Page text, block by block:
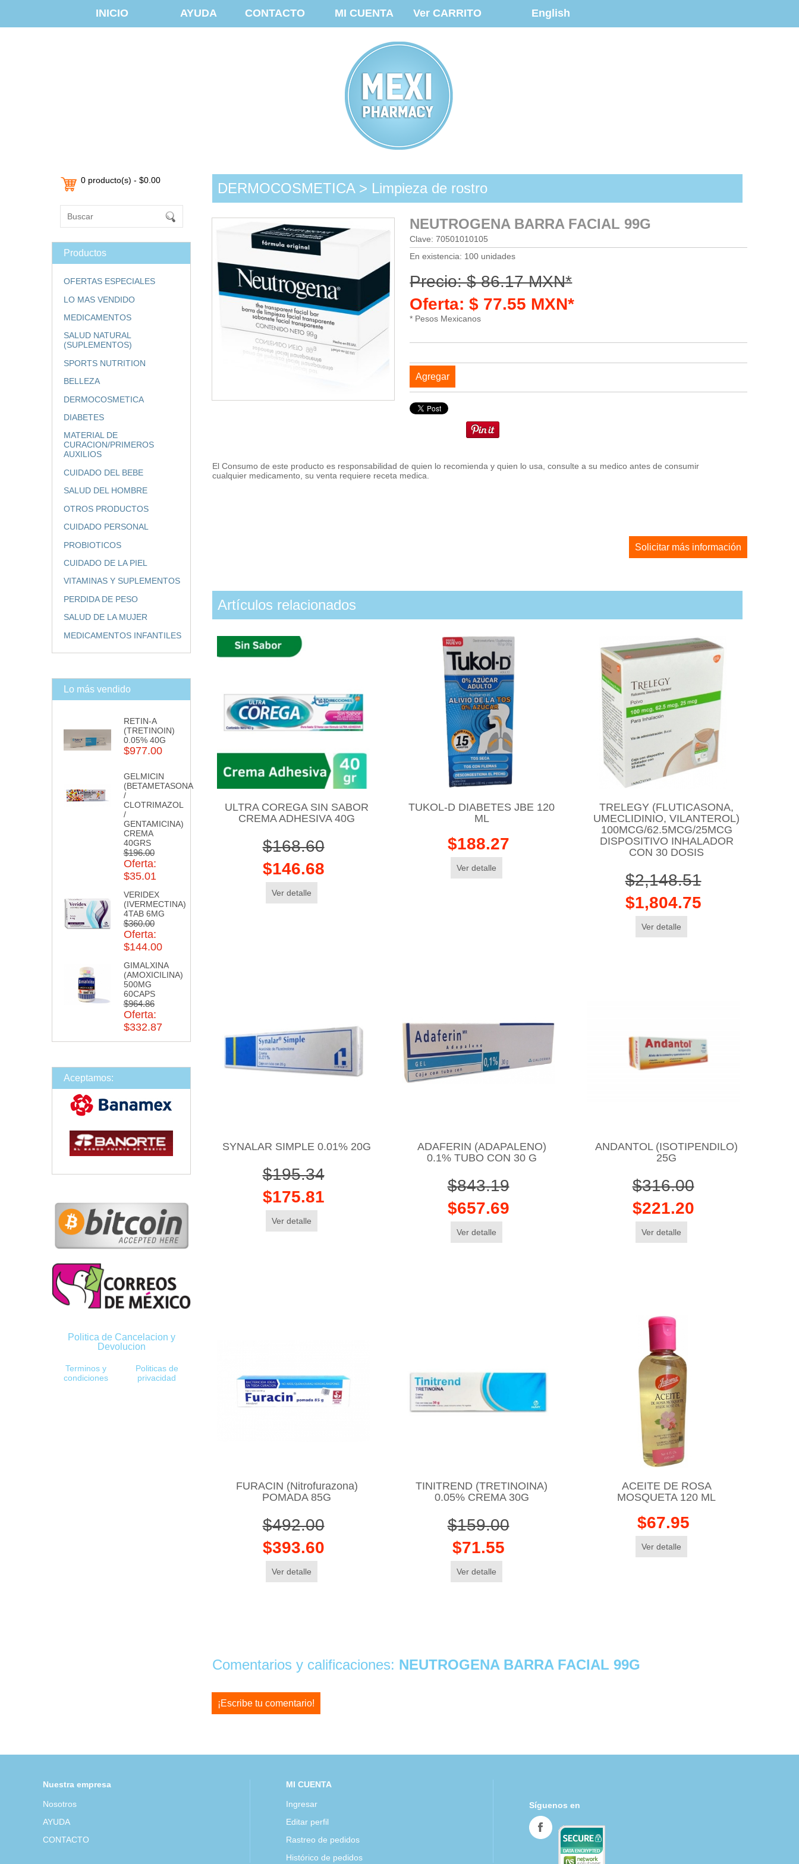
INICIO AYUDA CONTACTO MI CUENTA Ver CARRITO English
0 producto(s) - $0.00
Productos
OFERTAS ESPECIALES
LO MAS VENDIDO
MEDICAMENTOS
SALUD NATURAL
(SUPLEMENTOS)
SPORTS NUTRITION
BELLEZA
DERMOCOSMETICA
DIABETES
MATERIAL DE
CURACION/PRIMEROS
AUXILIOS
CUIDADO DEL BEBE
SALUD DEL HOMBRE
OTROS PRODUCTOS
CUIDADO PERSONAL
PROBIOTICOS
CUIDADO DE LA PIEL
VITAMINAS Y SUPLEMENTOS
PERDIDA DE PESO
SALUD DE LA MUJER
MEDICAMENTOS INFANTILES
Lo más vendido
RETIN-A
(TRETINOIN)
0.05% 40G
$977.00
GELMICIN
(BETAMETASONA
/
CLOTRIMAZOL
/
GENTAMICINA)
CREMA
40GRS
$196.00
Oferta:
$35.01
VERIDEX
(IVERMECTINA)
4TAB 6MG
$360.00
Oferta:
$144.00
GIMALXINA
(AMOXICILINA)
500MG
60CAPS
$964.86
Oferta:
$332.87
Aceptamos:
Politica de Cancelacion y
Devolucion
Terminos y
condiciones
Politicas de
privacidad
DERMOCOSMETICA > Limpieza de rostro
NEUTROGENA BARRA FACIAL 99G
Clave: 70501010105
En existencia: 100 unidades
Precio: $ 86.17 MXN*
Oferta: $ 77.55 MXN*
* Pesos Mexicanos
Agregar
El Consumo de este producto es responsabilidad de quien lo recomienda y quien lo usa, consulte a su medico antes de consumir
cualquier medicamento, su venta requiere receta medica.
Solicitar más información
Artículos relacionados
ULTRA COREGA SIN SABOR
CREMA ADHESIVA 40G
$168.60
$146.68
Ver detalle
TUKOL-D DIABETES JBE 120
ML
$188.27
Ver detalle
TRELEGY (FLUTICASONA,
UMECLIDINIO, VILANTEROL)
100MCG/62.5MCG/25MCG
DISPOSITIVO INHALADOR
CON 30 DOSIS
$2,148.51
$1,804.75
Ver detalle
SYNALAR SIMPLE 0.01% 20G
$195.34
$175.81
Ver detalle
ADAFERIN (ADAPALENO)
0.1% TUBO CON 30 G
$843.19
$657.69
Ver detalle
ANDANTOL (ISOTIPENDILO)
25G
$316.00
$221.20
Ver detalle
FURACIN (Nitrofurazona)
POMADA 85G
$492.00
$393.60
Ver detalle
TINITREND (TRETINOINA)
0.05% CREMA 30G
$159.00
$71.55
Ver detalle
ACEITE DE ROSA
MOSQUETA 120 ML
$67.95
Ver detalle
Comentarios y calificaciones: NEUTROGENA BARRA FACIAL 99G
¡Escribe tu comentario!
Nuestra empresa
Nosotros
AYUDA
CONTACTO
MI CUENTA
Ingresar
Editar perfil
Rastreo de pedidos
Histórico de pedidos
Síguenos en